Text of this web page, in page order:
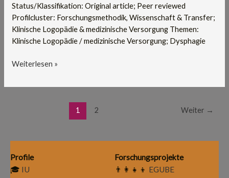
Status/Klassifikation: Original article; Peer reviewed
Profilcluster: Forschungsmethodik, Wissenschaft & Transfer;
Klinische Logopädie & medizinische Versorgung Themen:
Klinische Logopädie / medizinische Versorgung; Dysphagie
Weiterlesen »
1 2 Weiter →
Profile
🎓 IU
Forschungsprojekte
👨‍👩‍👧‍👦 EGUBE